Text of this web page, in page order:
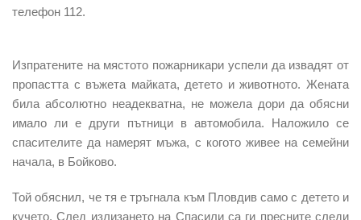
телефон 112.
Изпратените на мястото пожарникари успели да извадят от
пропастта с въжета майката, детето и животното. Жената
била абсолютно неадекватна, не можела дори да обясни
имало ли е други пътници в автомобила. Наложило се
спасителите да намерят мъжа, с когото живее на семейни
начала, в Бойково.
Той обяснил, че тя е тръгнала към Пловдивсамо с детето и
кучето.След излизането на Спасили са ги пресните следи